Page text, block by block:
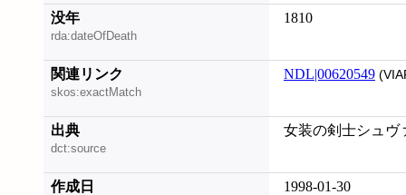
没年
rda:dateOfDeath
1810
関連リンク
skos:exactMatch
NDL|00620549
出典
dct:source
女装の剣士シュヴ
作成日 1998-01-30